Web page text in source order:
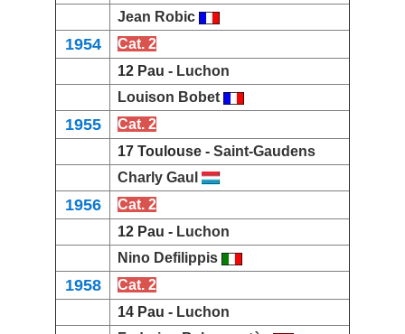
Jean Robic
1954
Cat. 2
12 Pau - Luchon
Louison Bobet
1955
Cat. 2
17 Toulouse - Saint-Gaudens
Charly Gaul
1956
Cat. 2
12 Pau - Luchon
Nino Defilippis
1958
Cat. 2
14 Pau - Luchon